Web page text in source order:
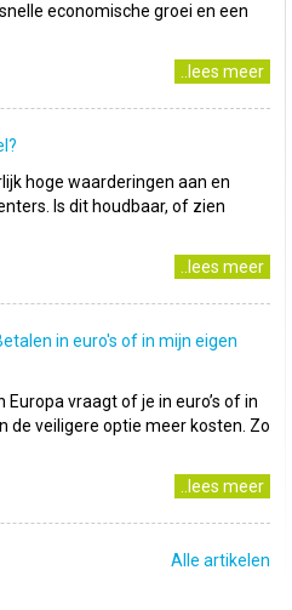
economische groei en een
..lees meer
hoge waarderingen aan en
Is dit houdbaar, of zien
..lees meer
in euro's of in mijn eigen
vraagt of je in euro’s of in
de veiligere optie meer kosten. Zo
..lees meer
Alle artikelen